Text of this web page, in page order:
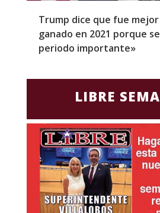
Trump dice que fue
ganado en 2021 porque
periodo importante»
LIBRE